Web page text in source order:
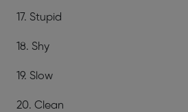
17. Stupid
18. Shy
19. Slow
20. Clean